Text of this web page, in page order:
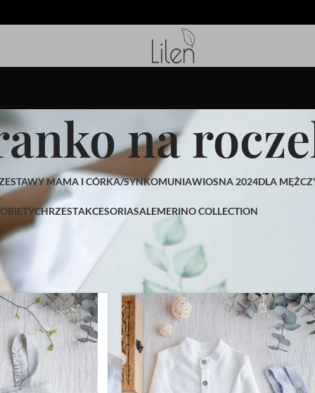
na
MAMA I CÓRKA/SYNKOMUNIAWIOSNA 2024DLA
CHRZESTAKCESORIASALEMERINO COLLECTION